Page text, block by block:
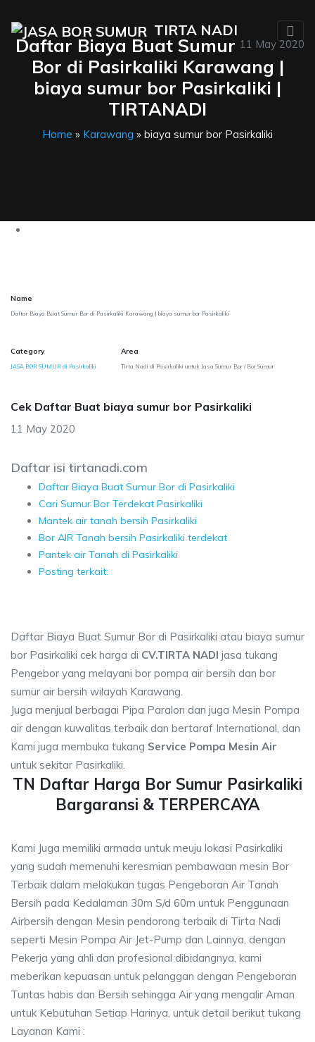
TIRTA NADI
11 May 2020
Daftar Biaya Buat Sumur
Bor di Pasirkaliki Karawang |
biaya sumur bor Pasirkaliki |
TIRTANADI
Home » Karawang » biaya sumur bor Pasirkaliki
Name
Daftar Biaya Buat Sumur Bor di Pasirkaliki Karawang | biaya sumur bor Pasirkaliki
Category
JASA BOR SUMUR di Pasirkaliki
Area
Tirta Nadi di Pasirkaliki untuk Jasa Sumur Bor / Bor Sumur
Cek Daftar Buat biaya sumur bor Pasirkaliki
11 May 2020
Daftar isi tirtanadi.com
Daftar Biaya Buat Sumur Bor di Pasirkaliki
Cari Sumur Bor Terdekat Pasirkaliki
Mantek air tanah bersih Pasirkaliki
Bor AIR Tanah bersih Pasirkaliki terdekat
Pantek air Tanah di Pasirkaliki
Posting terkait:
Daftar Biaya Buat Sumur Bor di Pasirkaliki atau biaya sumur
bor Pasirkaliki cek harga di CV.TIRTA NADI jasa tukang
Pengebor yang melayani bor pompa air bersih dan bor
sumur air bersih wilayah Karawang.
Juga menjual berbagai Pipa Paralon dan juga Mesin Pompa
air dengan kuwalitas terbaik dan bertaraf International, dan
Kami juga membuka tukang Service Pompa Mesin Air
untuk sekitar Pasirkaliki.
TN Daftar Harga Bor Sumur Pasirkaliki
Bargaransi & TERPERCAYA
Kami Juga memiliki armada untuk meuju lokasi Pasirkaliki
yang sudah memenuhi keresmian pembawaan mesin Bor
Terbaik dalam melakukan tugas Pengeboran Air Tanah
Bersih pada Kedalaman 30m S/d 60m untuk Penggunaan
Airbersih dengan Mesin pendorong terbaik di Tirta Nadi
seperti Mesin Pompa Air Jet-Pump dan Lainnya, dengan
Pekerja yang ahli dan profesional dibidangnya, kami
meberikan kepuasan untuk pelanggan dengan Pengeboran
Tuntas habis dan Bersih sehingga Air yang mengalir Aman
untuk Kebutuhan Setiap Harinya, untuk detail berikut tukang
Layanan Kami :